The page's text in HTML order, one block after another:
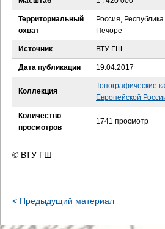
е
с
ь
Территориальный
охват
Россия,
Печоре
Источник ВТУ ГШ
Дата публикации 19.04.2017
Коллекция
Топографические
Европейской
Количество
просмотров
1741 просмотр
© ВТУ ГШ
< Предыдущий материал